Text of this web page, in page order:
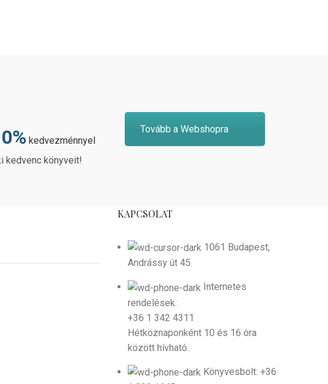
kedvezménnyel
kedvenc könyveit!
Tovább a Webshopra
KAPCSOLAT
1061 Budapest,
Andrássy út 45.
Internetes
rendelések:
+36 1 342 4311
Hétköznaponként 10 és 16 óra
között hívható.
Könyvesbolt: +36